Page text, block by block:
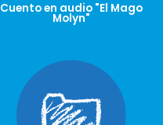
Cuento en audio "El Mago
Molyn"